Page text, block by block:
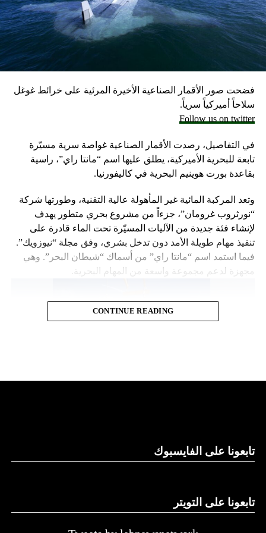
احتياطيا في حال نشوب حرب محتملة مع لبنان، وفق ما أكد
مسؤولون إسرائيليون حاليون وسابقون.
وكانت وزارة الخارجية أرجأت في مايو، فقط تسليم قنابل زنة
2000 رطل و500 رطل إلى إسرائيل بسبب مخاوف بشأن سقوط
ضحايا من المدنيين في مدينة رفح.
إلا أن نتنياهو خرج الأسبوع المضي بتصريحات نارية، ومفاجئة
حول مماطلة أميركا في تسليم تل أبيب أسلحة
ما أثار حفيظة البيت الأبيض الذي وصف تلك التصريحات بالمخيبة
للآمال.
فضحت صور الأقمار الصناعية الأخيرة المرئية على خرائط غوغل
سلاحاً أميركياً سرياً.
Follow us on twitter
في التفاصيل، رصدت الأقمار الصناعية غواصة سرية مسيّرة
تابعة للبحرية الأميركية، يطلق عليها اسم “مانتا راي”، راسية
بقاعدة بورت هوينيم البحرية في كاليفورنيا.
وتعد المركبة المائية غير المأهولة عالية التقنية، وطورتها شركة
“نورثروب غرومان”، جزءاً من مشروع بحري متطور يهدف
لإنشاء فئة جديدة من الآليات المسيّرة تحت الماء قادرة على
تنفيذ مهام طويلة الأمد دون تدخل بشري، وفق مجلة “نيوزويك”.
فيما استمد اسم “مانتا راي” من أسماك “شيطان البحر”. وهي
مجهزة لدعم مجموعة واسعة من المهام البحرية.
وتقول “نورثروب غرومان”، وهي تكتل للصناعات الجوية
الطاقة التي تسمح لها بالرسو في قاع البحر و”السبات” في حالة
انخفاض الطاقة.
CONTINUE READING
تابعونا على الفايسبوك
تابعونا على التويتر